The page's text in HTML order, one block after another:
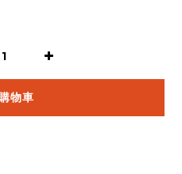
物車